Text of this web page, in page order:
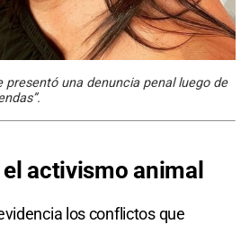
presentó una denuncia penal luego de
activismo animal
los conflictos que